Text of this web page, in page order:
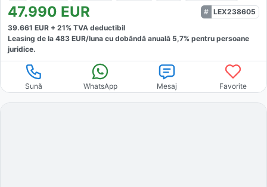
47.990 EUR
LEX238605
39.661 EUR + 21% TVA deductibil
Leasing de la 483 EUR/luna cu dobăndă anuală 5,7% pentru persoane
juridice.
Sună WhatsApp Mesaj Favorite